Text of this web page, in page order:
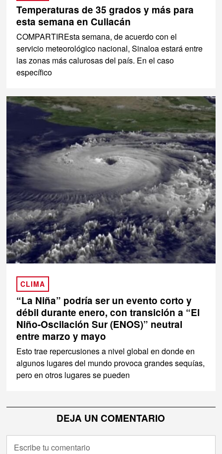
Temperaturas de 35 grados y más para
esta semana en Culiacán
COMPARTIREsta semana, de acuerdo con el
servicio meteorológico nacional, Sinaloa estará entre
las zonas más calurosas del país. En el caso
específico
CLIMA
“La Niña” podría ser un evento corto y
débil durante enero, con transición a “El
Niño-Oscilación Sur (ENOS)” neutral
entre marzo y mayo
Esto trae repercusiones a nivel global en donde en
algunos lugares del mundo provoca grandes sequías,
pero en otros lugares se pueden
DEJA UN COMENTARIO